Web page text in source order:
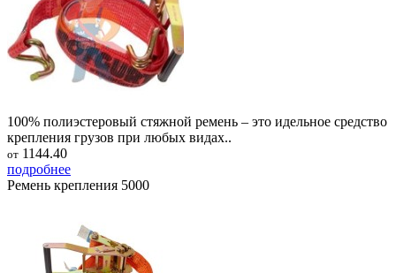
100% полиэстеровый стяжной ремень – это идельное средство
крепления грузов при любых видах..
от 1144.40
подробнее
Ремень крепления 5000